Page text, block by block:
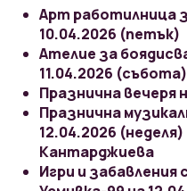
Арт работилница
10.04.2026 (петък)
Ателие за
11.04.2026 (събота)
Празнична вечеря
Празнична
12.04.2026
Кантарджиева
Игри и